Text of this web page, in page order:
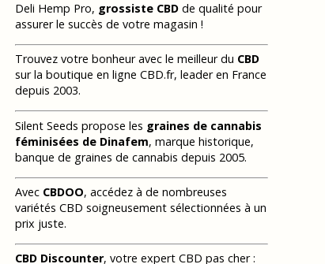
Deli Hemp Pro, grossiste CBD de qualité pour
assurer le succès de votre magasin !
Trouvez votre bonheur avec le meilleur du CBD
sur la boutique en ligne CBD.fr, leader en France
depuis 2003.
Silent Seeds propose les graines de cannabis
féminisées de Dinafem, marque historique,
banque de graines de cannabis depuis 2005.
Avec CBDOO, accédez à de nombreuses
variétés CBD soigneusement sélectionnées à un
prix juste.
CBD Discounter, votre expert CBD pas cher :